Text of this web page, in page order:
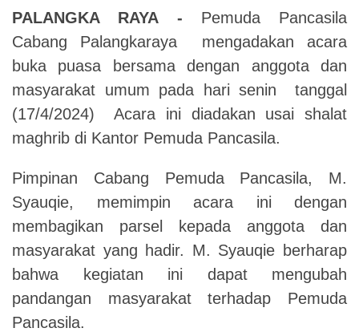
PALANGKA RAYA - Pemuda Pancasila
Cabang Palangkaraya mengadakan acara
buka puasa bersama dengan anggota dan
masyarakat umum pada hari senin tanggal
(17/4/2024) Acara ini diadakan usai shalat
maghrib di Kantor Pemuda Pancasila.
Pimpinan Cabang Pemuda Pancasila, M.
Syauqie, memimpin acara ini dengan
membagikan parsel kepada anggota dan
masyarakat yang hadir. M. Syauqie berharap
bahwa kegiatan ini dapat mengubah
pandangan masyarakat terhadap Pemuda
Pancasila.